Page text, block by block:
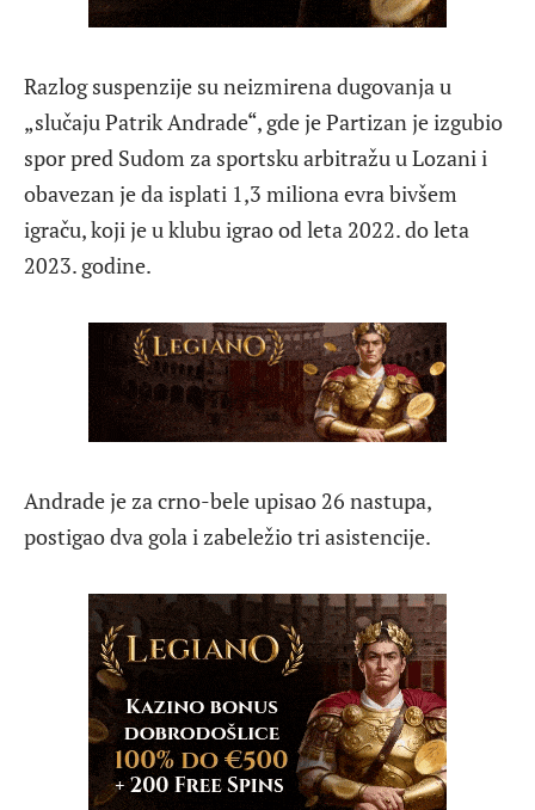
Razlog suspenzije su neizmirena dugovanja u
„slučaju Patrik Andrade“, gde je Partizan je izgubio
spor pred Sudom za sportsku arbitražu u Lozani i
obavezan je da isplati 1,3 miliona evra bivšem
igraču, koji je u klubu igrao od leta 2022. do leta
2023. godine.
Andrade je za crno-bele upisao 26 nastupa,
postigao dva gola i zabeležio tri asistencije.